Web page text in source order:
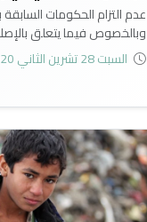
عدم التزام الحكومات السابقة
وبالخصوص فيما يتعلق
حقيقي دفع بالاقتصاد
تراكم الأخطاء وعدم
السبت 28 تشرين الثاني 2020